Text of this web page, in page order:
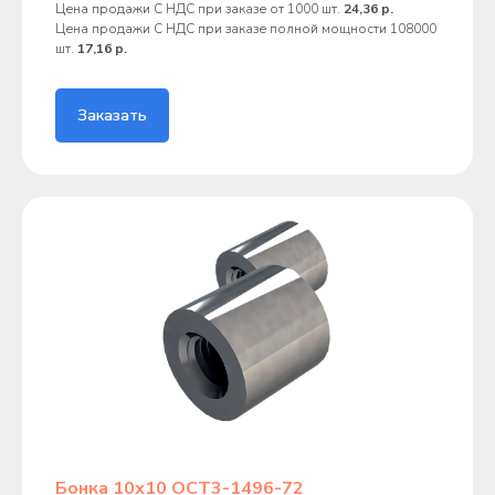
Цена продажи С НДС при заказе от 1000 шт. 24,36 р.
Цена продажи С НДС при заказе полной мощности 108000
шт. 17,16 р.
Заказать
Бонка 10х10 ОСТ3-1496-72